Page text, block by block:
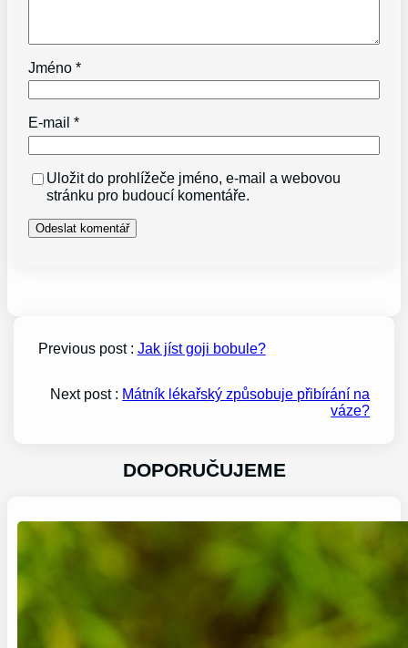
Jméno*
E-mail*
Uložit do prohlížeče jméno, e-mail a webovou
stránku pro budoucí komentáře.
Previous post : Jak jíst goji bobule?
Next post : Mátník lékařský způsobuje přibírání na
váze?
DOPORUČUJEME